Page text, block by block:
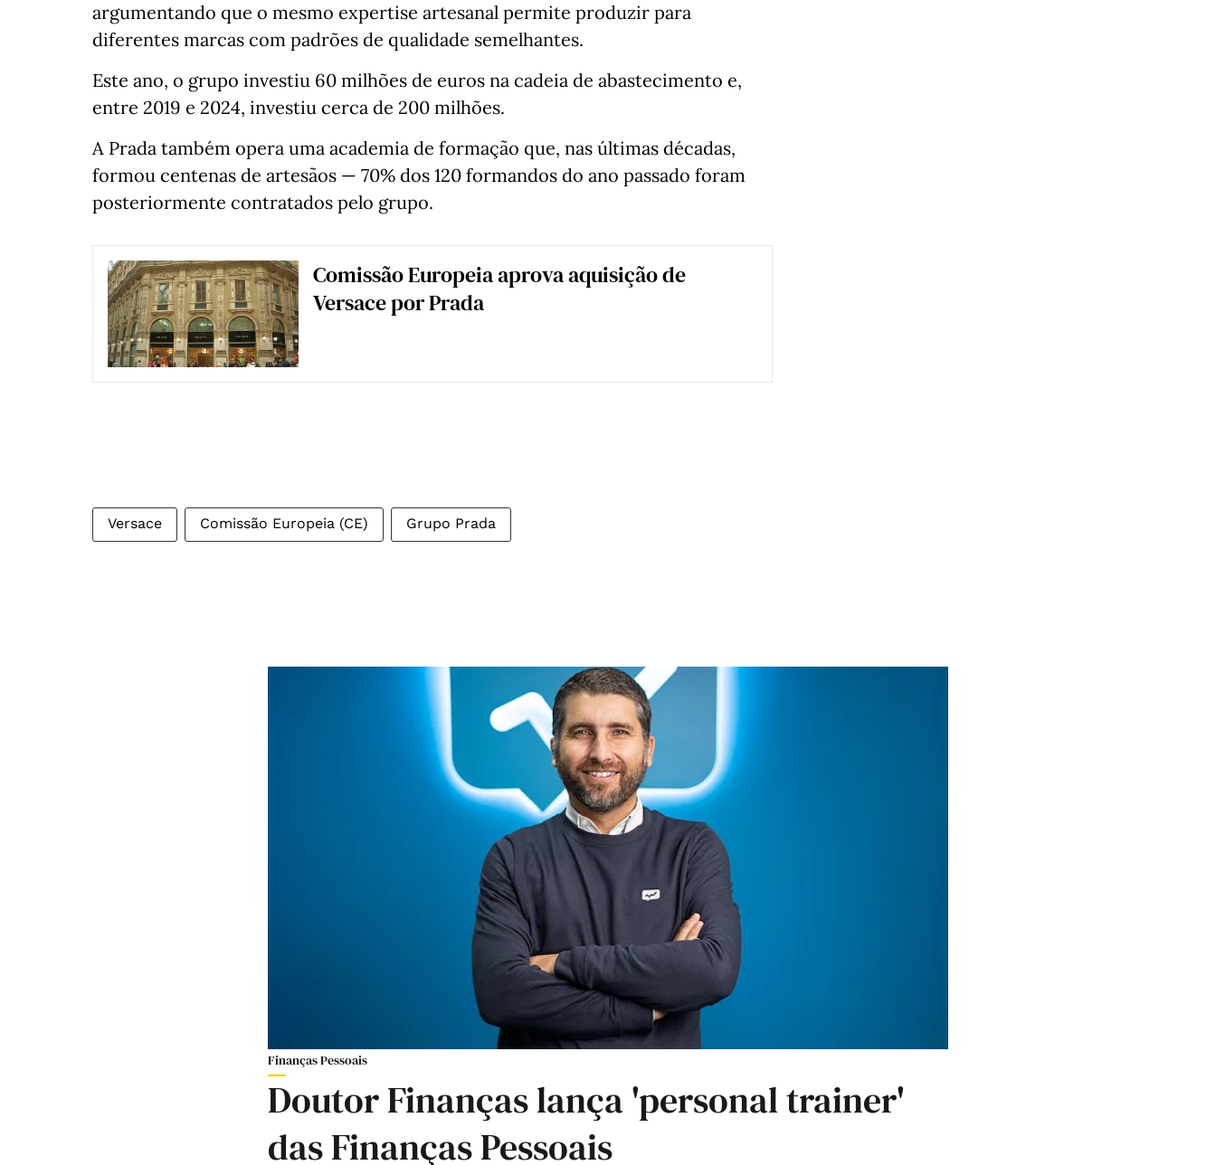
argumentando que o mesmo expertise artesanal permite produzir para
diferentes marcas com padrões de qualidade semelhantes.
Este ano, o grupo investiu 60 milhões de euros na cadeia de abastecimento e,
entre 2019 e 2024, investiu cerca de 200 milhões.
A Prada também opera uma academia de formação que, nas últimas décadas,
formou centenas de artesãos — 70% dos 120 formandos do ano passado foram
posteriormente contratados pelo grupo.
Comissão Europeia aprova aquisição de
Versace por Prada
Versace Comissão Europeia (CE) Grupo Prada
Finanças Pessoais
Doutor Finanças lança 'personal trainer'
das Finanças Pessoais